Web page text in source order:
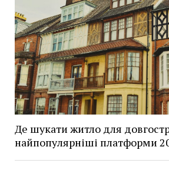
Де шукати житло для
найпопулярніші платформи